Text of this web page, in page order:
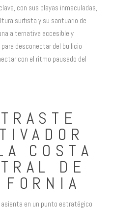
con sus playas inmaculadas,
surfista y su santuario de
alternativa accesible y
desconectar del bullicio
con el ritmo pausado del
COSTA
DE
en un punto estratégico